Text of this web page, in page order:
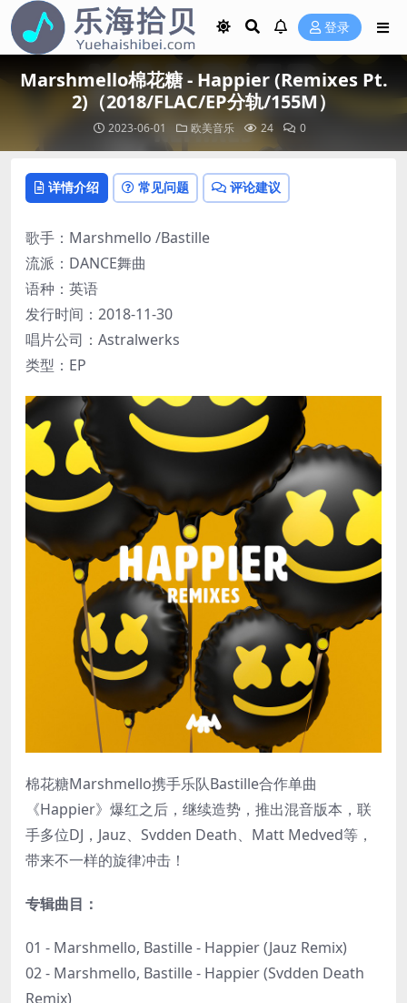
登录
Marshmello棉花糖 - Happier (Remixes Pt.
2)（2018/FLAC/EP分轨/155M）
2023-06-01 欧美音乐 24 0
详情介绍 常见问题 评论建议
歌手：Marshmello /Bastille
流派：DANCE舞曲
语种：英语
发行时间：2018-11-30
唱片公司：Astralwerks
类型：EP
棉花糖Marshmello携手乐队Bastille合作单曲
《Happier》爆红之后，继续造势，推出混音版本，联
手多位DJ，Jauz、Svdden Death、Matt Medved等，
带来不一样的旋律冲击！
专辑曲目：
01 - Marshmello, Bastille - Happier (Jauz Remix)
02 - Marshmello, Bastille - Happier (Svdden Death
Remix)